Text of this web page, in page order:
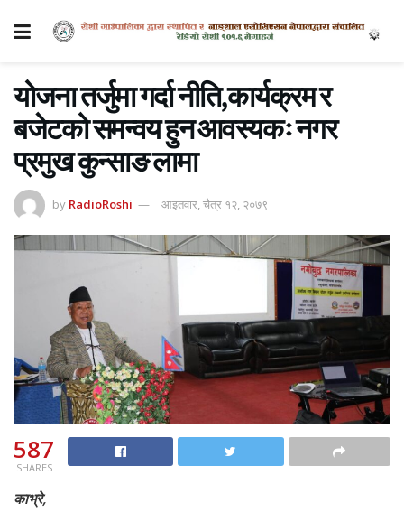
योजना तर्जुमा गर्दा नीति,कार्यक्रम र
बजेटको समन्वय हुन आवस्यकः नगर
प्रमुख कुन्साङ लामा
by RadioRoshi आइतवार, चैत्र १२, २०७९
587
SHARES
काभ्रे,